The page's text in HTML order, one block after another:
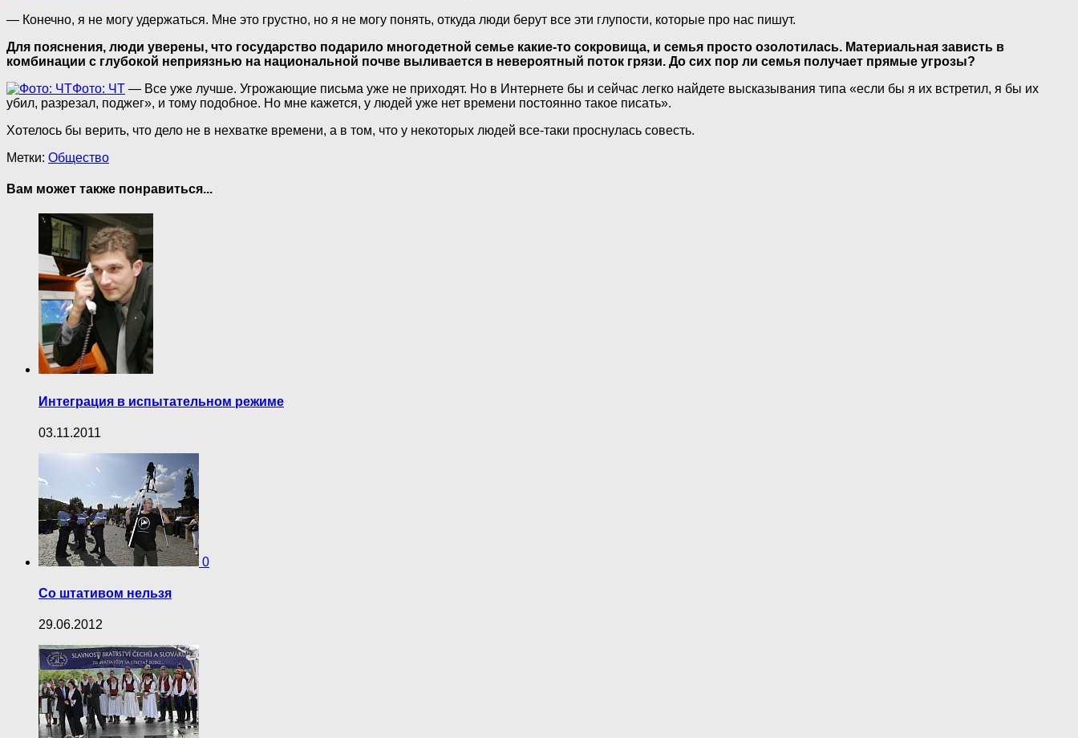
— Конечно, я не могу удержаться. Мне это грустно, но я не могу понять, откуда люди берут все эти глупости, которые про нас пишут.
Для пояснения, люди уверены, что государство подарило многодетной семье какие-то сокровища, и семья просто озолотилась. Материальная зависть в
комбинации с глубокой неприязнью на национальной почве выливается в невероятный поток грязи. До сих пор ли семья получает прямые угрозы?
Фото: ЧТ — Все уже лучше. Угрожающие письма уже не приходят. Но в Интернете бы и сейчас легко найдете высказывания типа «если бы я их встретил, я бы их
убил, разрезал, поджег», и тому подобное. Но мне кажется, у людей уже нет времени постоянно такое писать».
Хотелось бы верить, что дело не в нехватке времени, а в том, что у некоторых людей все-таки проснулась совесть.
Метки: Общество
Вам может также понравиться...
Интеграция в испытательном режиме
03.11.2011
0
Со штативом нельзя
29.06.2012